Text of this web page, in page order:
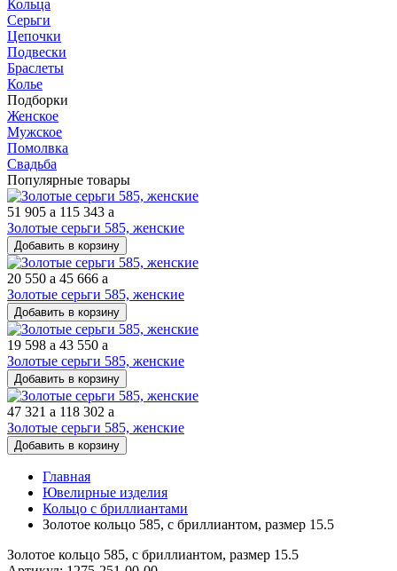
Кольца
Серьги
Цепочки
Подвески
Браслеты
Колье
Подборки
Женское
Мужское
Помолвка
Свадьба
Популярные товары
51 905 a 115 343 a
Золотые серьги 585, женские
Добавить в корзину
20 550 a 45 666 a
Золотые серьги 585, женские
Добавить в корзину
19 598 a 43 550 a
Золотые серьги 585, женские
Добавить в корзину
47 321 a 118 302 a
Золотые серьги 585, женские
Добавить в корзину
Главная
Ювелирные изделия
Кольцо с бриллиантами
Золотое кольцо 585, с бриллиантом, размер 15.5
Золотое кольцо 585, с бриллиантом, размер 15.5